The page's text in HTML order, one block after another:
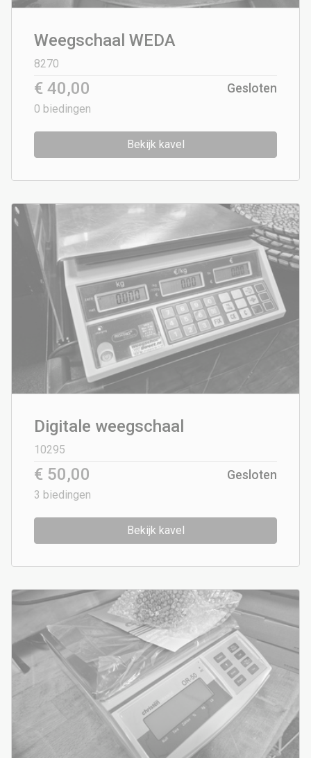
Weegschaal WEDA
8270
€ 40,00
0 biedingen
Gesloten
Bekijk kavel
Digitale weegschaal
10295
€ 50,00
3 biedingen
Gesloten
Bekijk kavel